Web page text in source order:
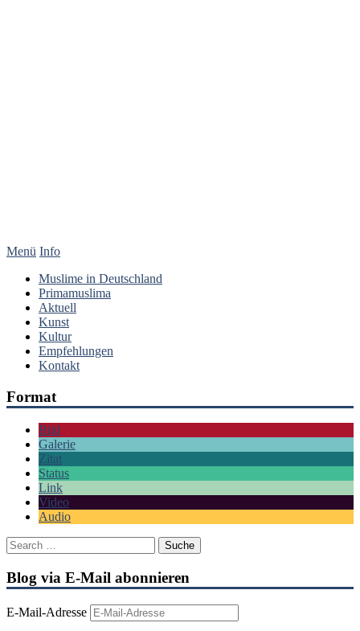
Menü Info
Muslime in Deutschland
Primamuslima
Aktuell
Kunst
Kultur
Empfehlungen
Kontakt
Format
Bild
Galerie
Zitat
Status
Link
Video
Audio
Blog via E-Mail abonnieren
E-Mail-Adresse